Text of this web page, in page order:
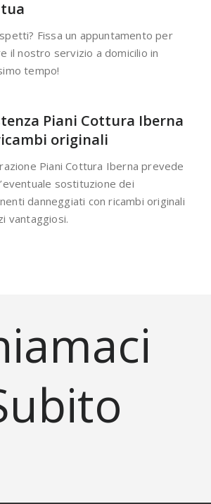
Fissa un appuntamento per
il nostro servizio a domicilio in
tempo!
Piani Cottura Iberna
originali
Piani Cottura Iberna prevede
sostituzione dei
danneggiati con ricambi originali
vantaggiosi.